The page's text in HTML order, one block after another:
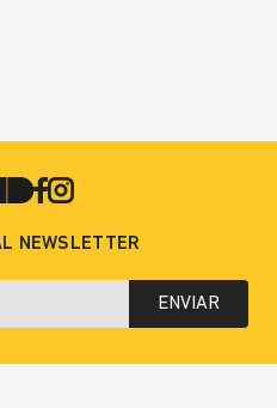
NEWSLETTER
ENVIAR